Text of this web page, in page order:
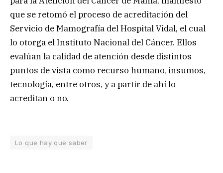
que se retomó el proceso de acreditación del
Servicio de Mamografía del Hospital Vidal, el cual
lo otorga el Instituto Nacional del Cáncer. Ellos
evalúan la calidad de atención desde distintos
puntos de vista como recurso humano, insumos,
tecnología, entre otros, y a partir de ahí lo
acreditan o no.
Lo que hay que saber